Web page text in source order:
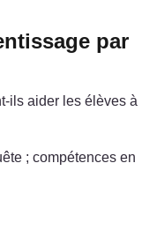
par
ils aider les élèves à
; compétences en